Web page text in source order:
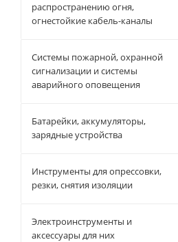
распространению огня,
огнестойкие кабель-каналы
Системы пожарной, охранной
сигнализации и системы
аварийного оповещения
Батарейки, аккумуляторы,
зарядные устройства
Инструменты для опрессовки,
резки, снятия изоляции
Электроинструменты и
аксессуары для них